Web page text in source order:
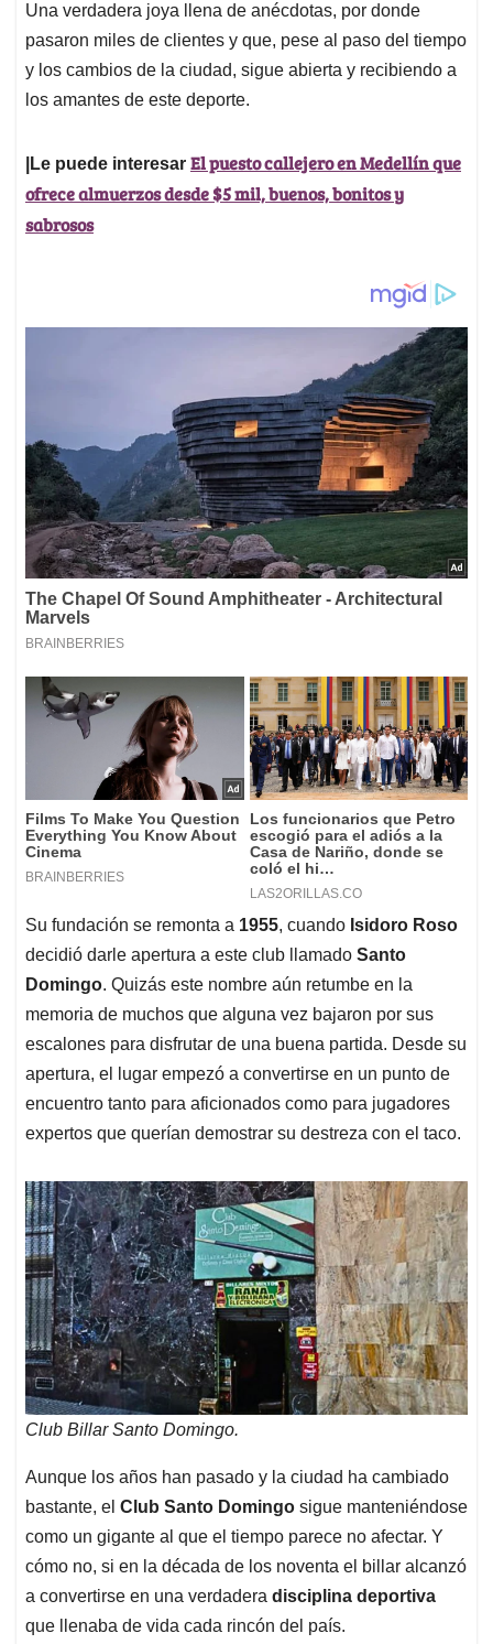
Una verdadera joya llena de anécdotas, por donde
pasaron miles de clientes y que, pese al paso del tiempo
y los cambios de la ciudad, sigue abierta y recibiendo a
los amantes de este deporte.
|Le puede interesar El puesto callejero en Medellín que
ofrece almuerzos desde $5 mil, buenos, bonitos y
sabrosos
Su fundación se remonta a 1955, cuando Isidoro Roso
decidió darle apertura a este club llamado Santo
Domingo. Quizás este nombre aún retumbe en la
memoria de muchos que alguna vez bajaron por sus
escalones para disfrutar de una buena partida. Desde su
apertura, el lugar empezó a convertirse en un punto de
encuentro tanto para aficionados como para jugadores
expertos que querían demostrar su destreza con el taco.
Club Billar Santo Domingo.
Aunque los años han pasado y la ciudad ha cambiado
bastante, el Club Santo Domingo sigue manteniéndose
como un gigante al que el tiempo parece no afectar. Y
cómo no, si en la década de los noventa el billar alcanzó
a convertirse en una verdadera disciplina deportiva
que llenaba de vida cada rincón del país.